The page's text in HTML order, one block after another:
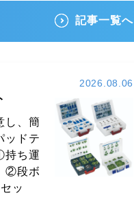
記事一覧へ
2026.08.06
し、簡
ッドテ
持ち運
②段ボ
ッ